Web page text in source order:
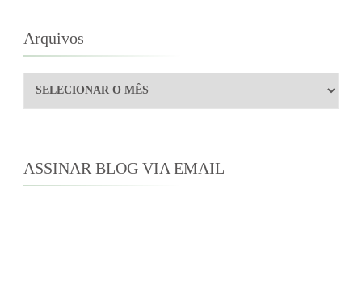
Arquivos
Arquivos
ASSINAR BLOG VIA EMAIL